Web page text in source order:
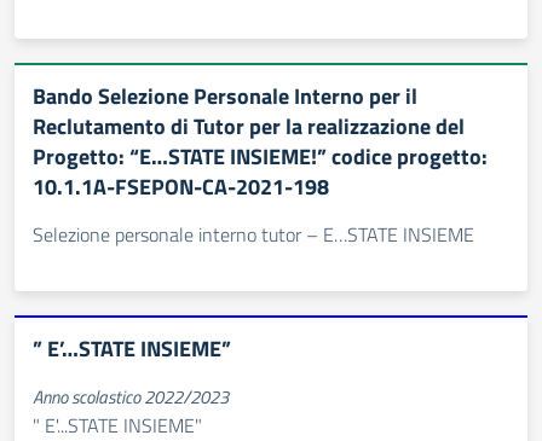
Bando Selezione Personale Interno per il
Reclutamento di Tutor per la realizzazione del
Progetto: “E…STATE INSIEME!” codice progetto:
10.1.1A-FSEPON-CA-2021-198
Selezione personale interno tutor – E…STATE INSIEME
” E’…STATE INSIEME”
Anno scolastico 2022/2023
" E'...STATE INSIEME"